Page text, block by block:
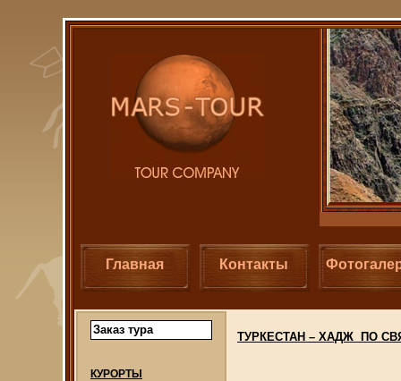
Главная Контакты
Заказ тура
КУРОРТЫ
ТУРКЕСТАН – ХАДЖ ПО